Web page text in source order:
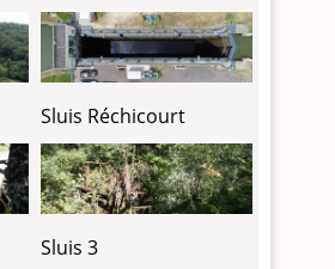
Sluis Réchicourt
Sluis 3